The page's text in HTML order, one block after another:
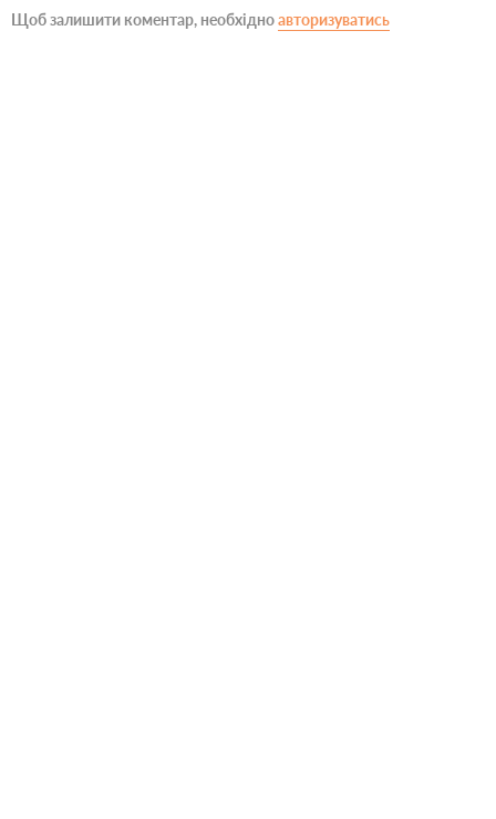
Щоб залишити коментар, необхідноавторизуватись